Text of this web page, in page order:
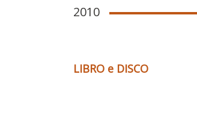
2010
LIBRO e DISCO